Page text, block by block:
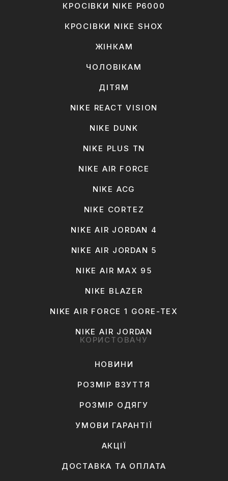
КРОСІВКИ NIKE P6000
КРОСІВКИ NIKE SHOX
ЖІНКАМ
ЧОЛОВІКАМ
ДІТЯМ
NIKE REACT VISION
NIKE DUNK
NIKE PLUS TN
NIKE AIR FORCE
NIKE ACG
NIKE CORTEZ
NIKE AIR JORDAN 4
NIKE AIR JORDAN 5
NIKE AIR MAX 95
NIKE BLAZER
NIKE AIR FORCE 1 GORE-TEX
NIKE AIR JORDAN
КОРИСТОВАЧУ
НОВИНИ
РОЗМІР ВЗУТТЯ
РОЗМІР ОДЯГУ
УМОВИ ГАРАНТІЇ
АКЦІЇ
ДОСТАВКА ТА ОПЛАТА